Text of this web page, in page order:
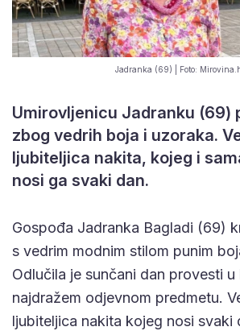
Jadranka (69) | Foto:
Umirovljenicu Jadranku (69)
zbog vedrih boja i uzoraka.
ljubiteljica nakita, kojeg i
nosi ga svaki dan.
Gospođa Jadranka Bagladi (69)
s vedrim modnim stilom punim
Odlučila je sunčani dan provesti u
najdražem odjevnom predmetu.
ljubiteljica nakita kojeg nosi svaki